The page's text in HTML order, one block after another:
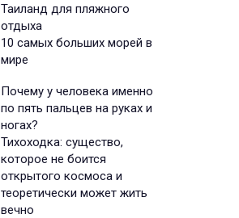
Таиланд для пляжного
отдыха
10 самых больших морей в
мире
Почему у человека именно
по пять пальцев на руках и
ногах?
Тихоходка: существо,
которое не боится
открытого космоса и
теоретически может жить
вечно